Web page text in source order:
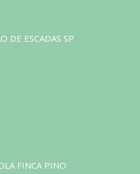
DE ESCADAS SP
FINCA PINO